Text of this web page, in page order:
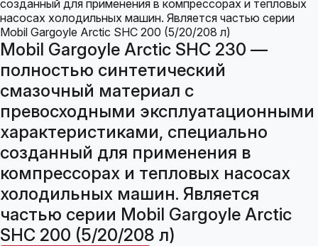
Mobil Gargoyle Arctic SHC 230 —
полностью синтетический
смазочный материал с
превосходными эксплуатационными
характеристиками, специально
созданный для применения в
компрессорах и тепловых насосах
холодильных машин. Является
частью серии Mobil Gargoyle Arctic
SHC 200 (5/20/208 л)